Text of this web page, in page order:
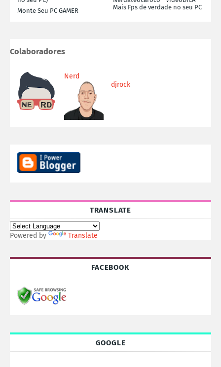
Mais Fps de verdade no seu PC
Monte Seu PC GAMER
Colaboradores
Nerd
djrock
TRANSLATE
Powered by Translate
FACEBOOK
GOOGLE